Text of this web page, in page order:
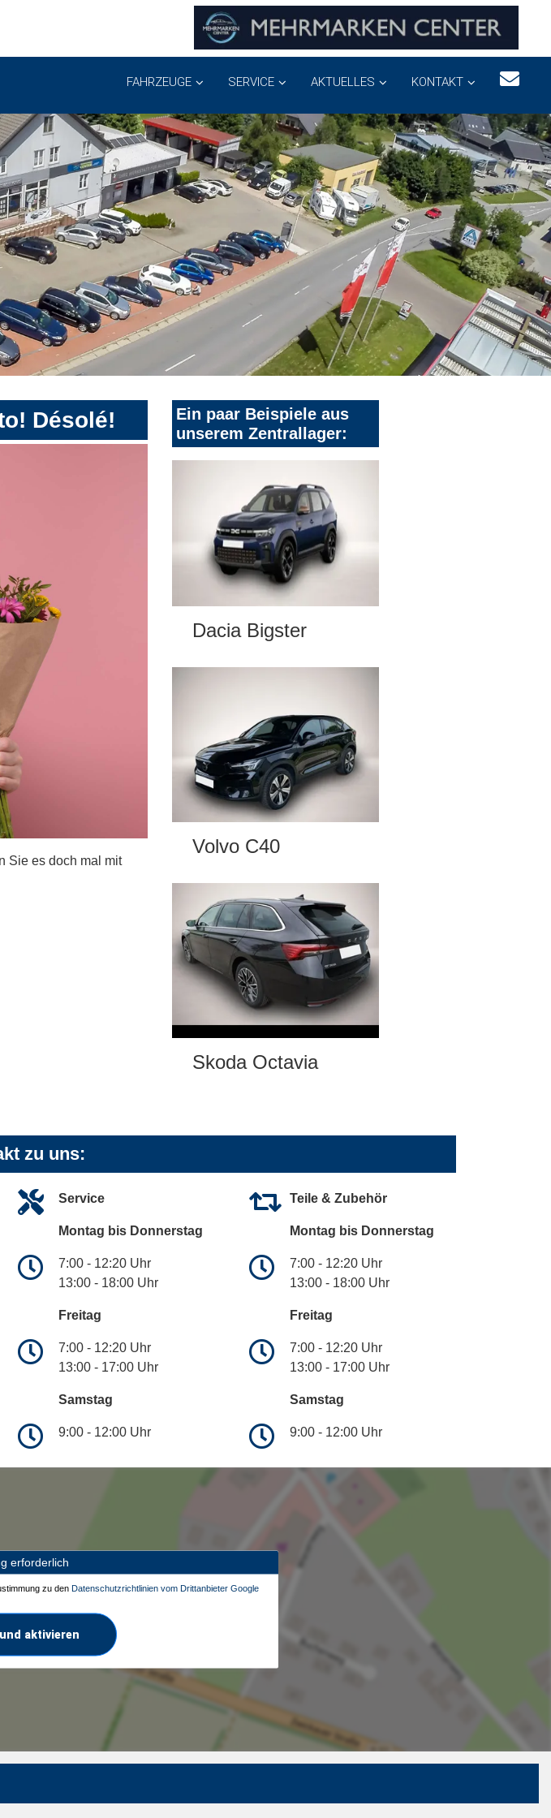
FAHRZEUGE SERVICE AKTUELLES KONTAKT
Désolé!
Sie es doch mal mit
Ein paar Beispiele aus
unserem Zentrallager:
Dacia Bigster
Volvo C40
Skoda Octavia
zu uns:
Service
Montag bis Donnerstag
7:00 - 12:20 Uhr
13:00 - 18:00 Uhr
Freitag
7:00 - 12:20 Uhr
13:00 - 17:00 Uhr
Samstag
9:00 - 12:00 Uhr
Teile & Zubehör
Montag bis Donnerstag
7:00 - 12:20 Uhr
13:00 - 18:00 Uhr
Freitag
7:00 - 12:20 Uhr
13:00 - 17:00 Uhr
Samstag
9:00 - 12:00 Uhr
erforderlich
zu den Datenschutzrichtlinien vom Drittanbieter Google
aktivieren